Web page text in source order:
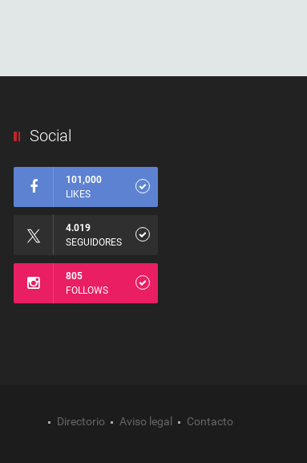
Social
101,000
LIKES
4.019
SEGUIDORES
805
FOLLOWS
Directorio Aviso legal Contacto